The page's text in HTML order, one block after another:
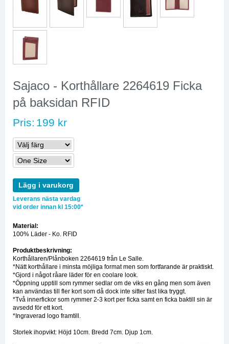
Sajaco - Korthållare 2264619 Ficka
på baksidan RFID
Pris: 199 kr
Lägg i varukorg
Leverans nästa vardag
vid order innan kl 15:00*
Material:
100% Läder - Ko. RFID
Produktbeskrivning:
Korthållaren/Plånboken 2264619 från Le Salle.
*Nätt korthållare i minsta möjliga format men som fortfarande är praktiskt.
*Gjord i något råare läder för en coolare look.
*Öppning upptill som rymmer sedlar om de viks en gång men som även
kan användas till fler kort som då dock inte sitter fast lika tryggt.
*Två innerfickor som rymmer 2-3 kort per ficka samt en ficka baktill sin är
avsedd för ett kort.
*Ingraverad logo framtill.
Storlek ihopvikt: Höjd 10cm. Bredd 7cm. Djup 1cm.